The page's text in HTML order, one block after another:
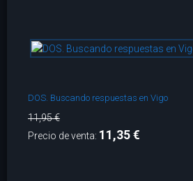
DOS. Buscando respuestas en Vigo
11,95 €
Precio de venta: 11,35 €